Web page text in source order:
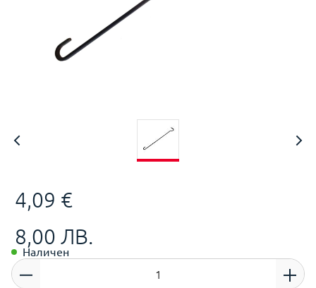
4,09 €
8,00 ЛВ.
Наличен